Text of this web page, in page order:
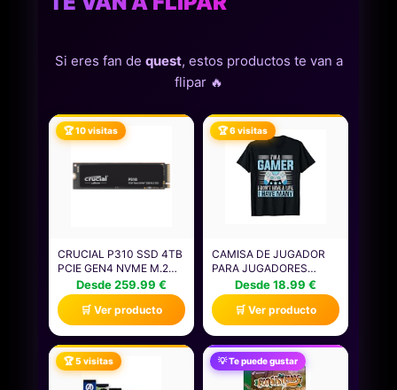
Si eres fan de quest, estos productos te van a
flipar 🔥
🏆 10 visitas
CRUCIAL P310 SSD 4TB
PCIE GEN4 NVME M.2
2280, DISCO INTERNO,
HASTA 7.100 MB/S,
COMPATIBLE CON
ORDENADOR PORTÁTIL
Y DE SOBREMESA &
CONSOLAS DE JUEGOS
PORTÁTILES -
CT4000P310SSD801
Desde 259.99 €
🛒 Ver producto
🏆 6 visitas
CAMISA DE JUGADOR
PARA JUGADORES
NIÑOS HOMBRES
VIDEOJUEGOS JUEGOS
CAMISETA
Desde 18.99 €
🛒 Ver producto
🏆 5 visitas 💡 Te puede gustar